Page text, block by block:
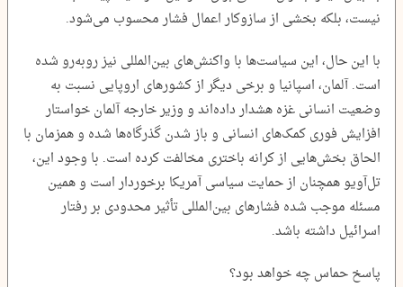
نیست، بلکه بخشی از سازوکار اعمال فشار محسوب می‌شود.
با این حال، این سیاست‌ها با واکنش‌های بین‌المللی نیز روبه‌رو شده
است. آلمان، اسپانیا و برخی دیگر از کشورهای اروپایی نسبت به
وضعیت انسانی غزه هشدار داده‌اند و وزیر خارجه آلمان خواستار
افزایش فوری کمک‌های انسانی و باز شدن گذرگاه‌ها شده و همزمان با
الحاق بخش‌هایی از کرانه باختری مخالفت کرده است. با وجود این،
تل‌آویو همچنان از حمایت سیاسی آمریکا برخوردار است و همین
مسئله موجب شده فشارهای بین‌المللی تأثیر محدودی بر رفتار
اسرائیل داشته باشد.
پاسخ حماس چه خواهد بود؟